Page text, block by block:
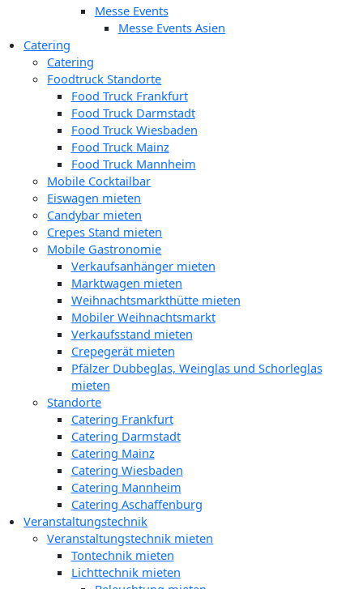
Messe Events
Messe Events Asien
Catering
Catering
Foodtruck Standorte
Food Truck Frankfurt
Food Truck Darmstadt
Food Truck Wiesbaden
Food Truck Mainz
Food Truck Mannheim
Mobile Cocktailbar
Eiswagen mieten
Candybar mieten
Crepes Stand mieten
Mobile Gastronomie
Verkaufsanhänger mieten
Marktwagen mieten
Weihnachtsmarkthütte mieten
Mobiler Weihnachtsmarkt
Verkaufsstand mieten
Crepegerät mieten
Pfälzer Dubbeglas, Weinglas und Schorleglas
mieten
Standorte
Catering Frankfurt
Catering Darmstadt
Catering Mainz
Catering Wiesbaden
Catering Mannheim
Catering Aschaffenburg
Veranstaltungstechnik
Veranstaltungstechnik mieten
Tontechnik mieten
Lichttechnik mieten